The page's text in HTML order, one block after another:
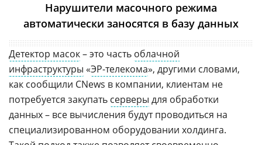
Нарушители масочного режима
автоматически заносятся в базу данных
Детектор масок– это часть облачной
инфраструктуры «ЭР-телекома», другими словами,
как сообщили CNews в компании, клиентам не
потребуется закупать серверы для обработки
данных – все вычисления будут проводиться на
специализированном оборудовании холдинга.